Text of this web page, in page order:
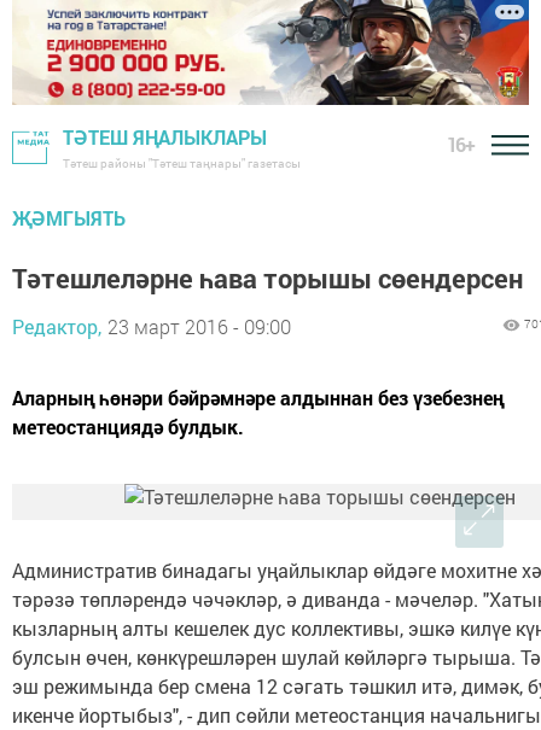
ТӘТЕШ ЯҢАЛЫКЛАРЫ
Тәтеш районы "Тәтеш таңнары" газетасы
16+
ҖӘМГЫЯТЬ
Тәтешлеләрне һава торышы сөендерсен
Редактор, 23 март 2016 - 09:00
Аларның һөнәри бәйрәмнәре алдыннан без үзебезнең
метеостанциядә булдык.
Административ бинадагы уңайлыклар өйдәге мохитне
тәрәзә төпләрендә чәчәкләр, ә диванда - мәчеләр.
кызларның алты кешелек дус коллективы, эшкә килүе
булсын өчен, көнкүрешләрен шулай көйләргә тырыша.
эш режимында бер смена 12 сәгать тәшкил итә, димәк,
икенче йортыбыз", - дип сөйли метеостанция